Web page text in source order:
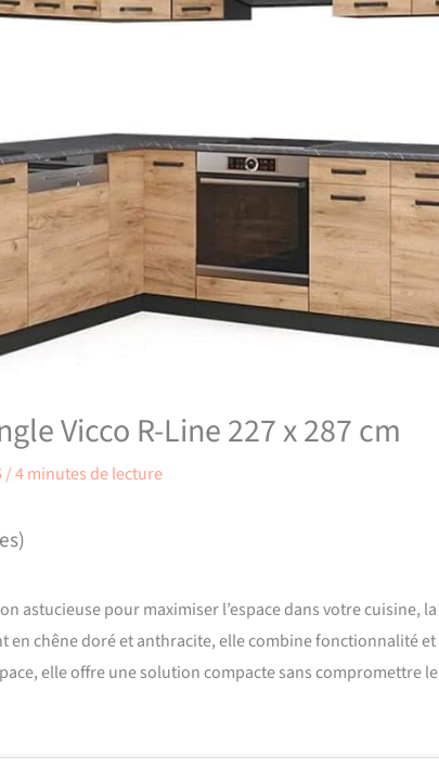
Vicco R-Line 227 x 287 cm
/4 minutes de lecture
astucieuse pour maximiser l’espace dans votre cuisine,
en chêne doré et anthracite, elle combine fonctionnalité
elle offre une solution compacte sans compromettre